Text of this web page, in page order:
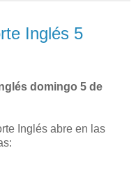
Inglés 5
domingo 5 de
Inglés abre en las